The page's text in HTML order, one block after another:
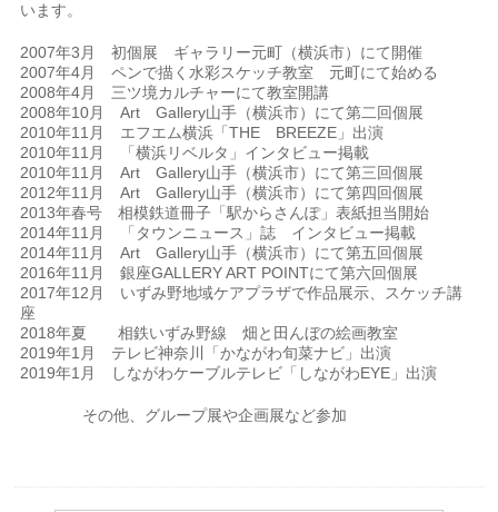
います。
2007年3月 初個展 ギャラリー元町（横浜市）にて開催
2007年4月 ペンで描く水彩スケッチ教室 元町にて始める
2008年4月 三ツ境カルチャーにて教室開講
2008年10月 Art Gallery山手（横浜市）にて第二回個展
2010年11月 エフエム横浜「THE BREEZE」出演
2010年11月 「横浜リベルタ」インタビュー掲載
2010年11月 Art Gallery山手（横浜市）にて第三回個展
2012年11月 Art Gallery山手（横浜市）にて第四回個展
2013年春号 相模鉄道冊子「駅からさんぽ」表紙担当開始
2014年11月 「タウンニュース」誌 インタビュー掲載
2014年11月 Art Gallery山手（横浜市）にて第五回個展
2016年11月 銀座GALLERY ART POINTにて第六回個展
2017年12月 いずみ野地域ケアプラザで作品展示、スケッチ講
座
2018年夏 相鉄いずみ野線 畑と田んぼの絵画教室
2019年1月 テレビ神奈川「かながわ旬菜ナビ」出演
2019年1月 しながわケーブルテレビ「しながわEYE」出演
その他、グループ展や企画展など参加